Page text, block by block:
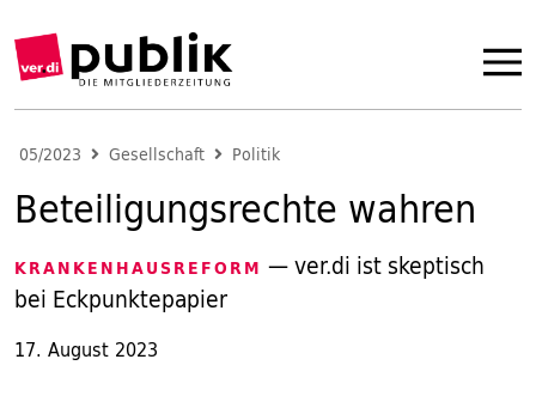
05/2023 Gesellschaft Politik
Beteiligungsrechte wahren
KRANKENHAUSREFORM — ver.di ist skeptisch
bei Eckpunktepapier
17. August 2023